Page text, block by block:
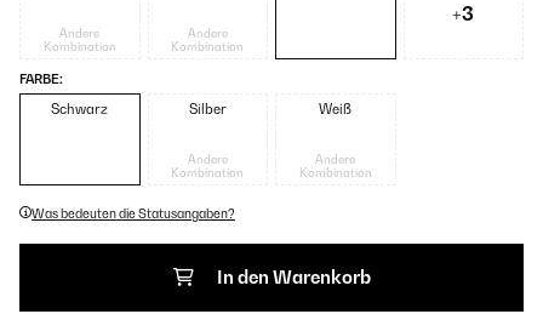
Andere
Kombination
Andere
Kombination
+3
FARBE:
Schwarz Silber
Andere
Kombination
Weiß
Andere
Kombination
Was bedeuten die Statusangaben?
In den Warenkorb